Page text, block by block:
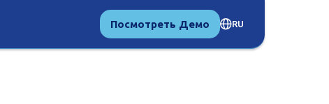
Посмотреть Демо RU